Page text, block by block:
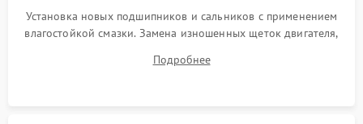
Установка новых подшипников и сальников с применением
влагостойкой смазки. Замена изношенных щеток двигателя,
или поврежденной резиновой манжеты.
Подробнее